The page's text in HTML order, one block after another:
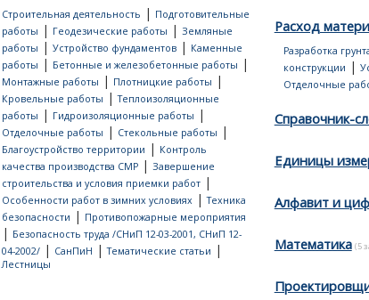
Строительная деятельность | Подготовительные
работы | Геодезические работы | Земляные
работы | Устройство фундаментов| Каменные
работы | Бетонные и железобетонные работы |
Монтажные работы | Плотницкие работы |
Кровельные работы |Теплоизоляционные
работы | Гидроизоляционные работы |
Отделочные работы | Стекольные работы |
Благоустройство территории | Контроль
качества производства СМР| Завершение
строительства и условия приемки работ|
Особенности работ в зимних условиях|Техника
безопасности | Противопожарные мероприятия
| Безопасность труда /СНиП 12-03-2001, СНиП 12-
04-2002/| СанПиН |Тематические статьи |
Лестницы
Расход
Разработка
конструкции |
Отделочные
Справочник-
Единицы
Алфавит и
Математика (5